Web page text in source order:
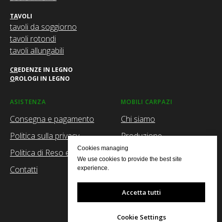
Cookies managing
We use cookies to provide the best site
experience.
Accetta tutti
Cookie Settings
TAVOLI
tavoli da soggiorno
tavoli rotondi
tavoli allungabili
CREDENZE IN LEGNO
OROLOGI IN LEGNO
ASISTENZA
Consegna e pagamento
Politica sulla privacy
Politica di Reso e reclami
Contatti
MOBILI CARPAZI
Chi siamo
Produzione
Facebook
Pinterest